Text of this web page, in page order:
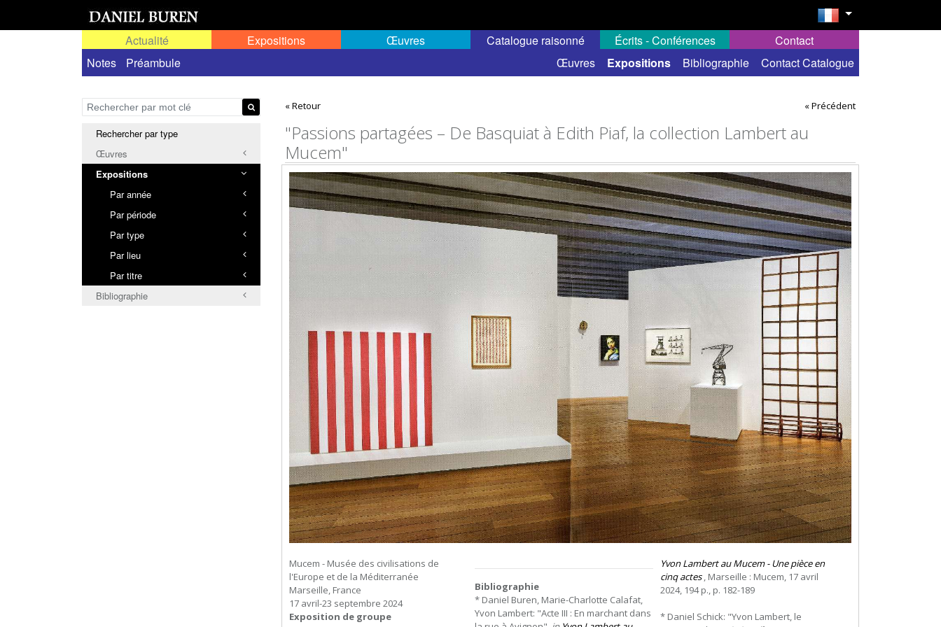
Actualité
Expositions
Toutes les expositions
Œuvres
Catalogue raisonné
Notes
Préambule Œuvres Expositions Bibliographie Contact Catalogue
Écrits - Conférences Contact
Rechercher par type
Œuvres
Expositions
Par année
Par période
Par type
Par lieu
Par titre
Bibliographie
« Retour « Précédent
"Passions partagées – De Basquiat à Edith Piaf, la collection Lambert au
Mucem"
Mucem - Musée des civilisations de
l'Europe et de la Méditerranée
Marseille, France
17 avril-23 septembre 2024
Exposition de groupe
Bibliographie
* Daniel Buren, Marie-Charlotte Calafat,
Yvon Lambert: "Acte III : En marchant dans
Yvon Lambert au Mucem - Une pièce en
cinq actes, Marseille : Mucem, 17 avril
2024, 194 p., p. 182-189
* Daniel Schick: "Yvon Lambert, le